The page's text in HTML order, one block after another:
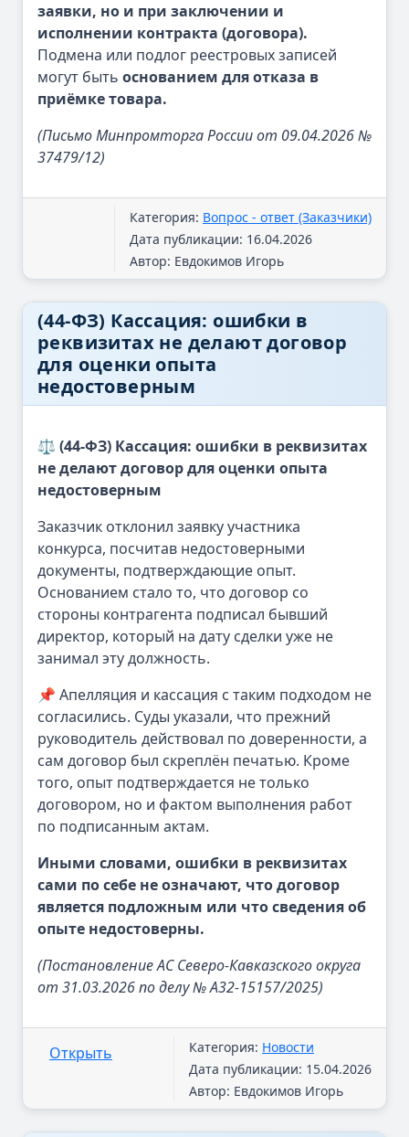
заявки, но и при заключении и
исполнении контракта (договора).
Подмена или подлог реестровых записей
могут быть основанием для отказа в
приёмке товара.
(Письмо Минпромторга России от 09.04.2026 №
37479/12)
Категория: Вопрос - ответ (Заказчики)
Дата публикации: 16.04.2026
Автор: Евдокимов Игорь
(44-ФЗ) Кассация: ошибки в
реквизитах не делают договор
для оценки опыта
недостоверным
⚖️ (44-ФЗ) Кассация: ошибки в реквизитах
не делают договор для оценки опыта
недостоверным
Заказчик отклонил заявку участника
конкурса, посчитав недостоверными
документы, подтверждающие опыт.
Основанием стало то, что договор со
стороны контрагента подписал бывший
директор, который на дату сделки уже не
занимал эту должность.
📌 Апелляция и кассация с таким подходом не
согласились. Суды указали, что прежний
руководитель действовал по доверенности, а
сам договор был скреплён печатью. Кроме
того, опыт подтверждается не только
договором, но и фактом выполнения работ
по подписанным актам.
Иными словами, ошибки в реквизитах
сами по себе не означают, что договор
является подложным или что сведения об
опыте недостоверны.
(Постановление АС Северо-Кавказского округа
от 31.03.2026 по делу № А32-15157/2025)
Открыть Категория: Новости
Дата публикации: 15.04.2026
Автор: Евдокимов Игорь